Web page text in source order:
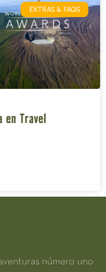
EXTRAS & FAQS
en Travel
número uno